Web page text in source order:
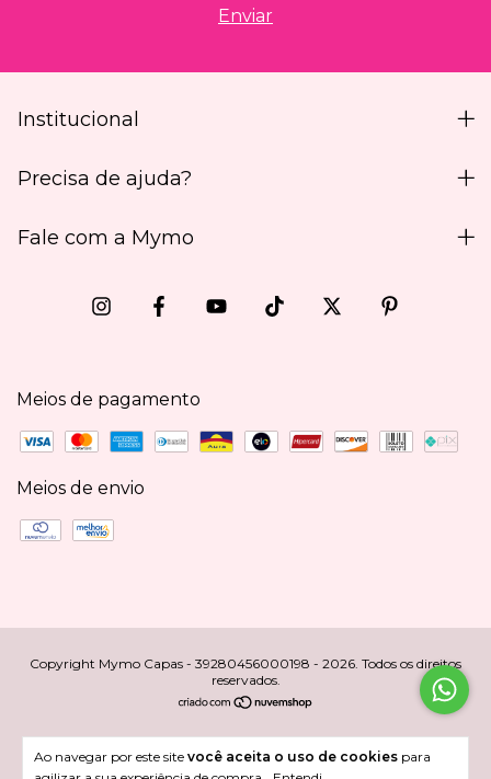
Ao navegar por este site você aceita o uso de cookies para
Institucional
Precisa de ajuda?
Fale com a Mymo
Meios de pagamento
Meios de envio
Copyright Mymo Capas - 39280456000198 - 2026. Todos os direitos
reservados.